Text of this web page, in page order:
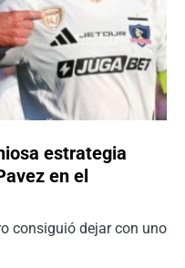
estrategia
en el
consiguió dejar con uno